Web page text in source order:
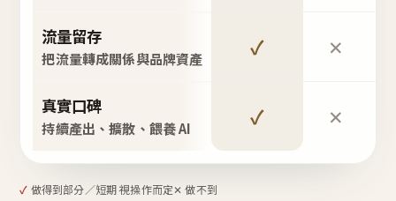
流量留存
把流量轉成關係與品牌資產 ✓ ✕
真實口碑
持續產出、擴散、餵養 AI ✓ ✕
✓ 做得到部分／短期 視操作而定✕ 做不到